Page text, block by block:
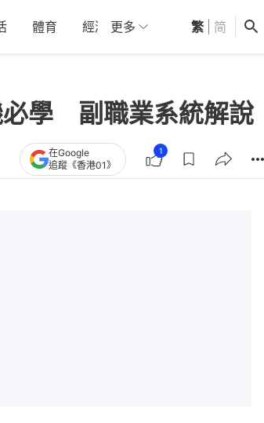
體育 經濟 01深圳 觀點 健康
更多 繁 简
必學 副職業系統解說
在Google
追蹤《香港01》
1